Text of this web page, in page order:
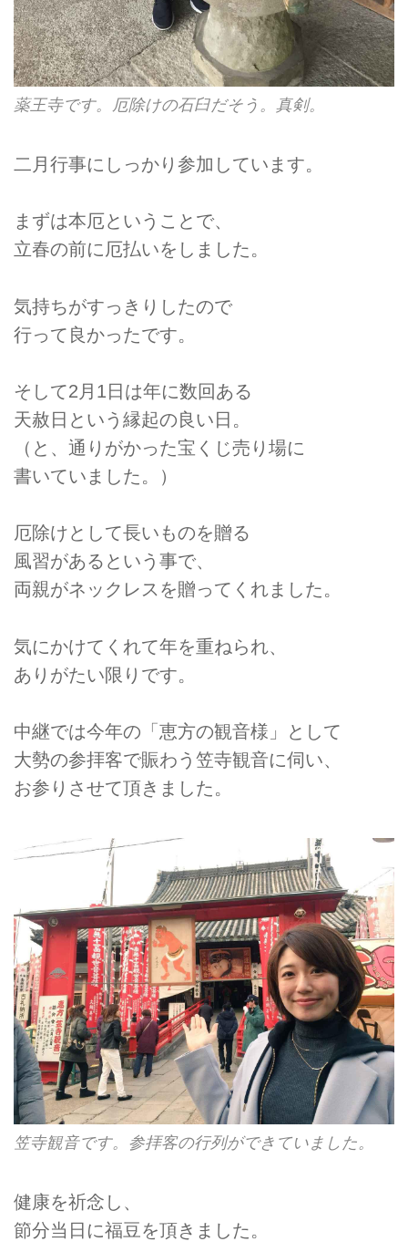
薬王寺です。厄除けの石臼だそう。真剣。
二月行事にしっかり参加しています。
まずは本厄ということで、
立春の前に厄払いをしました。
気持ちがすっきりしたので
行って良かったです。
そして2月1日は年に数回ある
天赦日という縁起の良い日。
（と、通りがかった宝くじ売り場に
書いていました。）
厄除けとして長いものを贈る
風習があるという事で、
両親がネックレスを贈ってくれました。
気にかけてくれて年を重ねられ、
ありがたい限りです。
中継では今年の「恵方の観音様」として
大勢の参拝客で賑わう笠寺観音に伺い、
お参りさせて頂きました。
笠寺観音です。参拝客の行列ができていました。
健康を祈念し、
節分当日に福豆を頂きました。